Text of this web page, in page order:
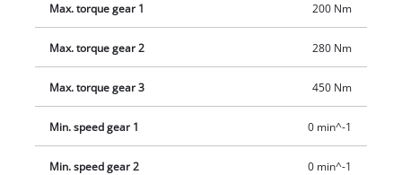
Max. torque gear 1 200 Nm
Max. torque gear 2 280 Nm
Max. torque gear 3 450 Nm
Min. speed gear 1 0 min^-1
Min. speed gear 2 0 min^-1